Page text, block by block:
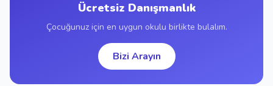
Ücretsiz Danışmanlık
Çocuğunuz için en uygun okulu birlikte bulalım.
Bizi Arayın